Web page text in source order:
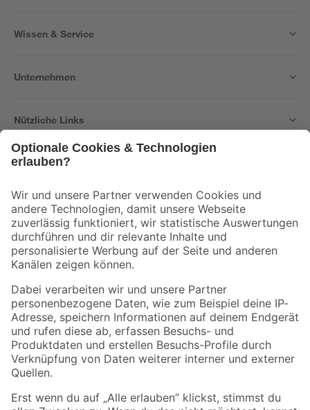
Wissen & Service
Unternehmen
Nützliche Links
Der toom Newsletter: Keine Angebote und Aktionen mehr verpassen!
Zur Newsletter Anmeldung
Folge uns
Zahlungsarten Versandarten
Sicher einkaufen